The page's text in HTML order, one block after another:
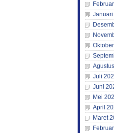
Juli
Juni
Mei
April
Maret